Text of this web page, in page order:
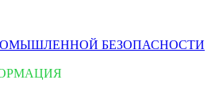
БЕЗОПАСНОСТИ